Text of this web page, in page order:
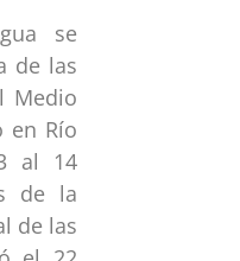
se
de las
Medio
en Río
al 14
de la
de las